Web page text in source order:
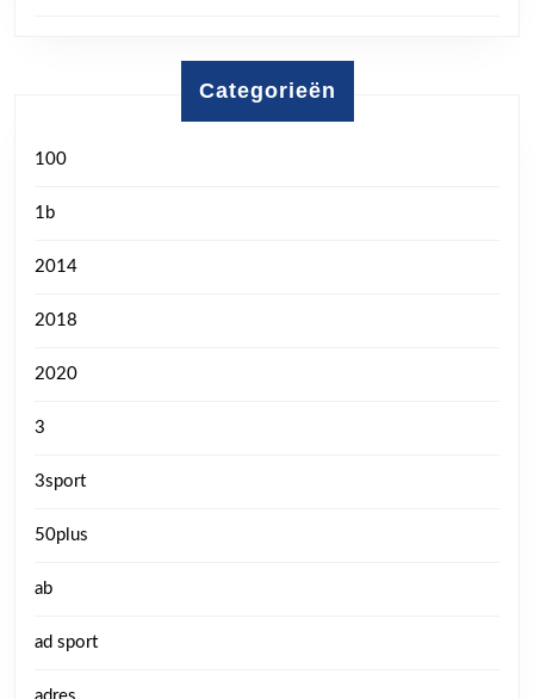
Categorieën
100
1b
2014
2018
2020
3
3sport
50plus
ab
ad sport